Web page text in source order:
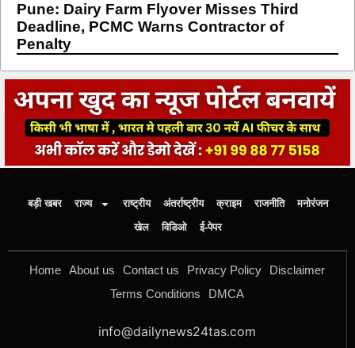
Pune: Dairy Farm Flyover Misses Third
Deadline, PCMC Warns Contractor of
Penalty
बड़ी खबर राज्य राष्ट्रीय अंतर्राष्ट्रीय क्राइम राजनीति
मनोरंजन
खेल
विडिओ ई-पेपर
Home About us Contact us Privacy Policy
Disclaimer
Terms Conditions
DMCA
info@dailynews24tas.com